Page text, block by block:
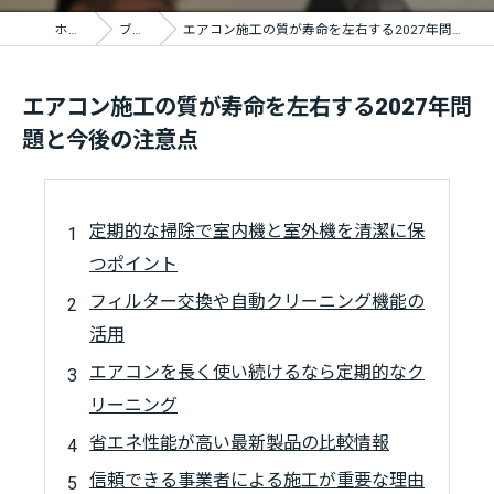
ホーム ブログ エアコン施工の質が寿命を左右する2027年問題と今後の注意点
エアコン施工の質が寿命を左右する2027年問
題と今後の注意点
定期的な掃除で室内機と室外機を清潔に保
つポイント
フィルター交換や自動クリーニング機能の
活用
エアコンを長く使い続けるなら定期的なク
リーニング
省エネ性能が高い最新製品の比較情報
信頼できる事業者による施工が重要な理由